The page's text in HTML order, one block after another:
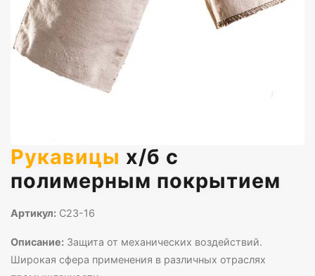
Рукавицы х/б с
полимерным покрытием
Артикул: С23-16
Описание: Защита от механических воздействий.
Широкая сфера применения в различных отраслях